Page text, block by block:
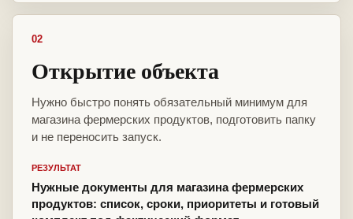
02
Открытие объекта
Нужно быстро понять обязательный минимум для
магазина фермерских продуктов, подготовить папку
и не переносить запуск.
РЕЗУЛЬТАТ
Нужные документы для магазина фермерских
продуктов: список, сроки, приоритеты и готовый